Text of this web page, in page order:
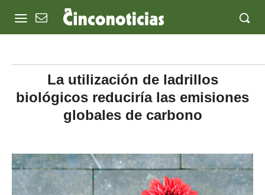
La utilización de ladrillos
biológicos reduciría las emisiones
globales de carbono